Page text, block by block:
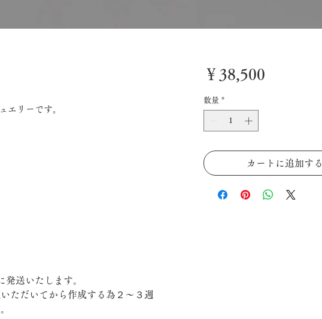
エリーです。
送いたします。
ただいてから作成する為２〜３週
￥38,500価
数量 *
カートに追加する